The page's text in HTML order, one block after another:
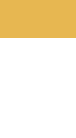
honored with